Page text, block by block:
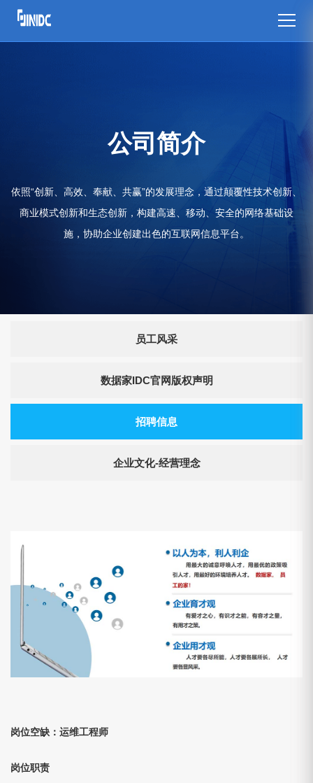
公司简介
依照“创新、高效、奉献、共赢”的发展理念，通过颠覆性技术创新、
商业模式创新和生态创新，构建高速、移动、安全的网络基础设
施，协助企业创建出色的互联网信息平台。
员工风采
数据家IDC官网版权声明
招聘信息
企业文化-经营理念
岗位空缺：运维工程师
岗位职责